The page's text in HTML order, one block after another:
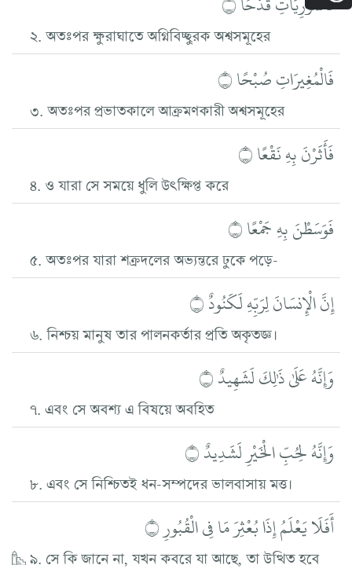
২. অতঃপর ক্ষুরাঘাতে অগ্নিবিচ্ছুরক অশ্বসমূহের
فَالْمُغِيرَاتِ صُبْحًا ۝
৩. অতঃপর প্রভাতকালে আক্রমণকারী অশ্বসমূহের
فَأَثَرْنَ بِهِ نَقْعًا ۝
৪. ও যারা সে সময়ে ধুলি উৎক্ষিপ্ত করে
فَوَسَطْنَ بِهِ جَمْعًا ۝
৫. অতঃপর যারা শক্রদলের অভ্যন্তরে ঢুকে পড়ে-
إِنَّ الْإِنسَانَ لِرَبِّهِ لَكَنُودٌ ۝
৬. নিশ্চয় মানুষ তার পালনকর্তার প্রতি অকৃতজ্ঞ।
وَإِنَّهُ عَلَىٰ ذَٰلِكَ لَشَهِيدٌ ۝
৭. এবং সে অবশ্য এ বিষয়ে অবহিত
وَإِنَّهُ لِحُبِّ الْخَيْرِ لَشَدِيدٌ ۝
৮. এবং সে নিশ্চিতই ধন-সম্পদের ভালবাসায় মত্ত।
أَفَلَا يَعْلَمُ إِذَا بُعْثِرَ مَا فِي الْقُبُورِ ۝
৯. সে কি জানে না, যখন কবরে যা আছে, তা উত্থিত হবে